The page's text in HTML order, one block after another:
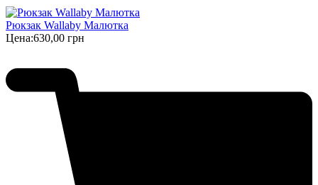
Рюкзак Wallaby Малютка
Цена:630,00 грн